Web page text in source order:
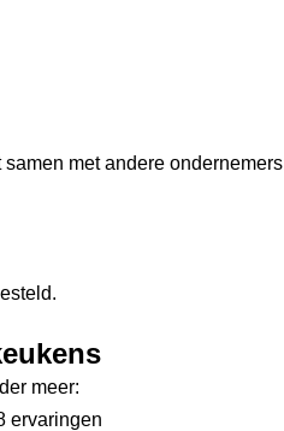
met andere ondernemers
meer:
ervaringen